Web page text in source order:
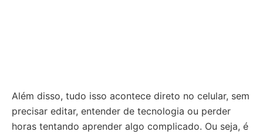
Além disso, tudo isso acontece direto no celular, sem
precisar editar, entender de tecnologia ou perder
horas tentando aprender algo complicado. Ou seja, é